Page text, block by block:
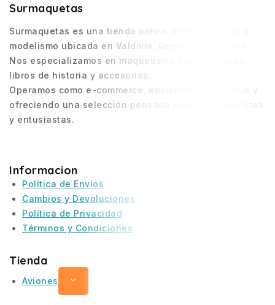
Surmaquetas
Surmaquetas es una tienda online de maquetismo y
modelismo ubicada en Valdivia, Región de Los Ríos.
Nos especializamos en maquetismo militar, figuras,
libros de historia y accesorios.
Operamos como e-commerce, enviando a todo Chile y
ofreciendo una selección pensada para coleccionistas
y entusiastas.
Informacion
Política de Envíos
Cambios y Devoluciones
Política de Privacidad
Términos y Condiciones
Tienda
Aviones